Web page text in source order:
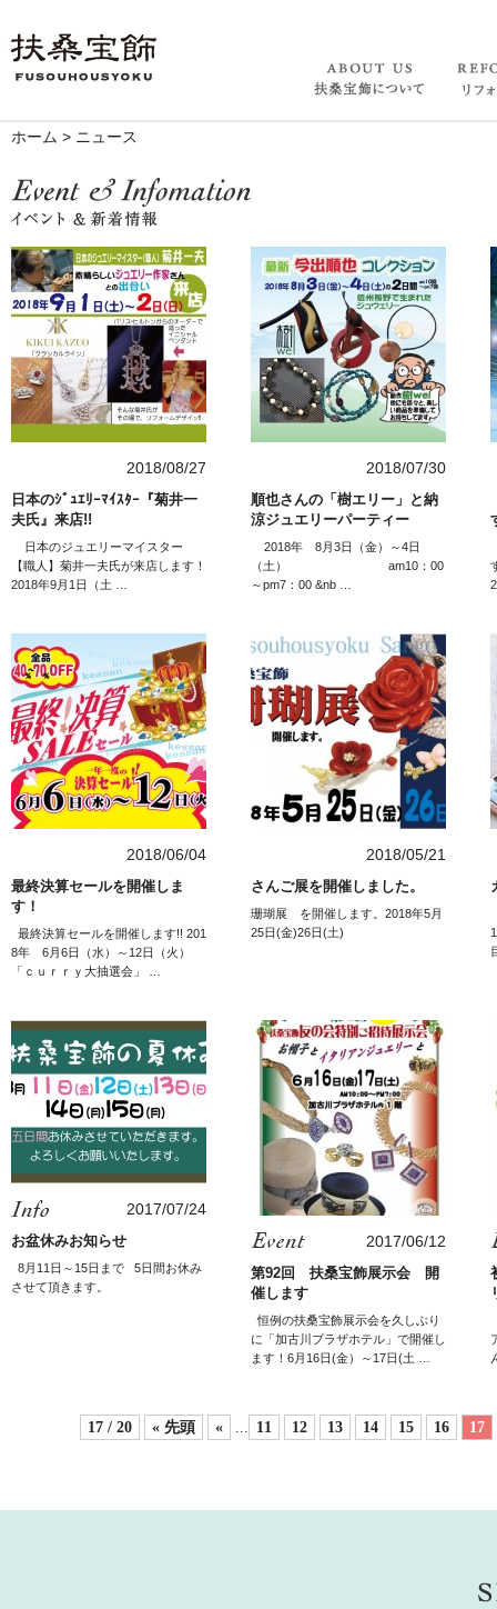
ホーム > ニュース
2018/08/27
日本のｼﾞｭｴﾘｰﾏｲｽﾀｰ『菊井一
夫氏』来店!!
日本のジュエリーマイスター
【職人】菊井一夫氏が来店します！
2018年9月1日（土 …
2018/07/30
順也さんの「樹エリー」と納
涼ジュエリーパーティー
2018年 8月3日（金）～4日
（土） am10：00
～pm7：00 &nb …
2018/06/04
最終決算セールを開催しま
す！
最終決算セールを開催します!! 201
8年 6月6日（水）～12日（火）
「ｃｕｒｒｙ大抽選会」 …
2018/05/21
さんご展を開催しました。
珊瑚展 を開催します。2018年5月
25日(金)26日(土)
2017/07/24
お盆休みお知らせ
8月11日～15日まで 5日間お休み
させて頂きます。
2017/06/12
第92回 扶桑宝飾展示会 開
催します
恒例の扶桑宝飾展示会を久しぶり
に「加古川プラザホテル」で開催し
ます！6月16日(金）～17日(土 …
17 / 20 « 先頭 « ... 11 12 13 14 15 16 17